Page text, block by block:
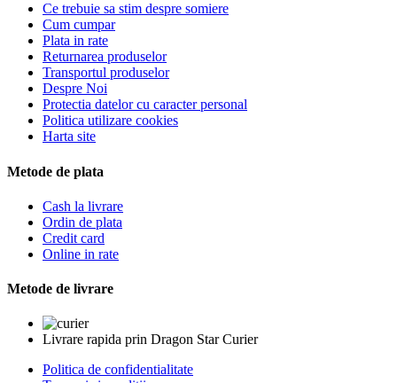
Ce trebuie sa stim despre somiere
Cum cumpar
Plata in rate
Returnarea produselor
Transportul produselor
Despre Noi
Protectia datelor cu caracter personal
Politica utilizare cookies
Harta site
Metode de plata
Cash la livrare
Ordin de plata
Credit card
Online in rate
Metode de livrare
Livrare rapida prin Dragon Star Curier
Politica de confidentialitate